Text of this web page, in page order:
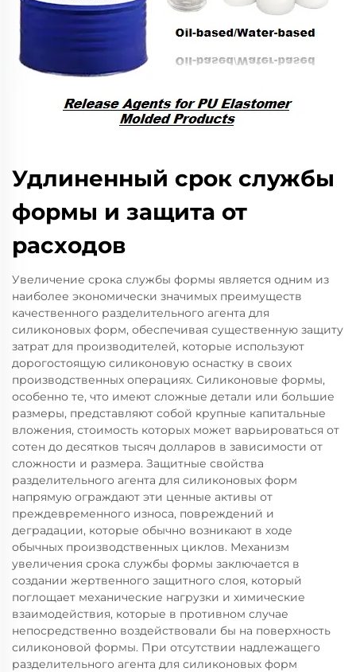
Удлиненный срок службы
формы и защита от
расходов
Увеличение срока службы формы является одним из
наиболее экономически значимых преимуществ
качественного разделительного агента для
силиконовых форм, обеспечивая существенную защиту
затрат для производителей, которые используют
дорогостоящую силиконовую оснастку в своих
производственных операциях. Силиконовые формы,
особенно те, что имеют сложные детали или большие
размеры, представляют собой крупные капитальные
вложения, стоимость которых может варьироваться от
сотен до десятков тысяч долларов в зависимости от
сложности и размера. Защитные свойства
разделительного агента для силиконовых форм
напрямую ограждают эти ценные активы от
преждевременного износа, повреждений и
деградации, которые обычно возникают в ходе
обычных производственных циклов. Механизм
увеличения срока службы формы заключается в
создании жертвенного защитного слоя, который
поглощает механические нагрузки и химические
взаимодействия, которые в противном случае
непосредственно воздействовали бы на поверхность
силиконовой формы. При отсутствии надлежащего
разделительного агента для силиконовых форм